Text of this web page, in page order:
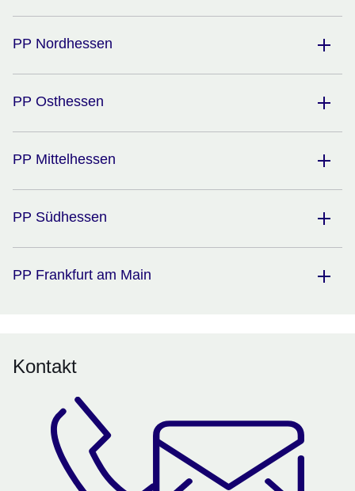
PP Nordhessen
PP Osthessen
PP Mittelhessen
PP Südhessen
PP Frankfurt am Main
Kontakt